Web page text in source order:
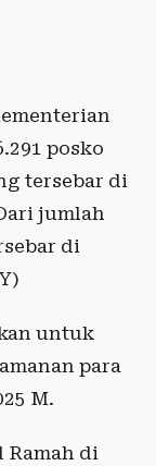
posko
tersebar di
jumlah
di
untuk
para
M.
Ramah di